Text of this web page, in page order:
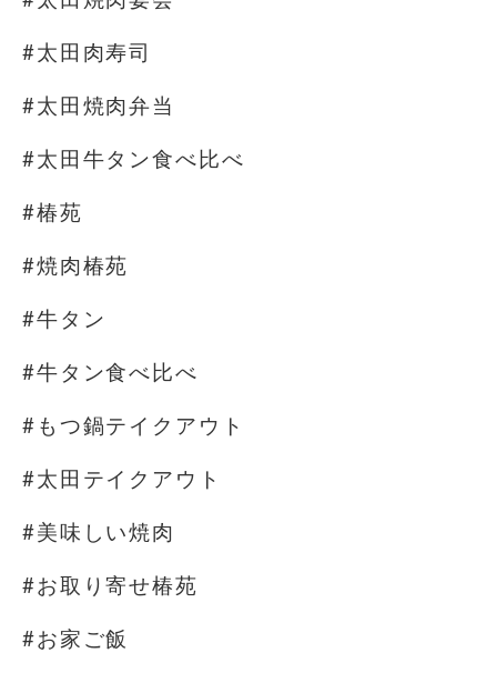
#太田肉寿司
#太田焼肉弁当
#太田牛タン食べ比べ
#椿苑
#焼肉椿苑
#牛タン
#牛タン食べ比べ
#もつ鍋テイクアウト
#太田テイクアウト
#美味しい焼肉
#お取り寄せ椿苑
#お家ご飯